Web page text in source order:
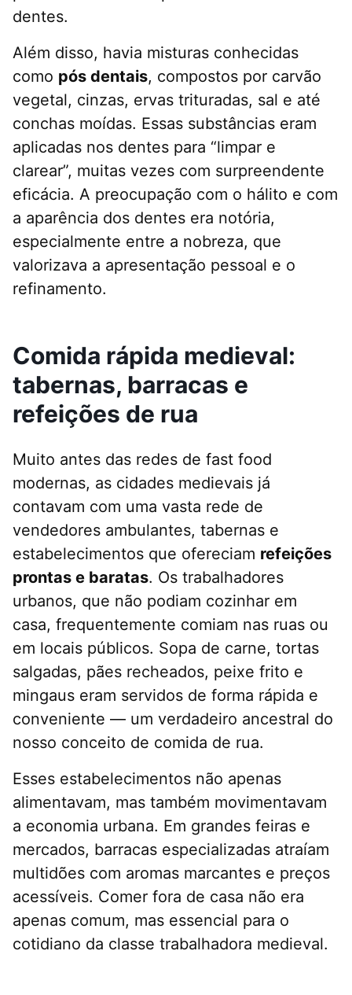
dentes.
Além disso, havia misturas conhecidas
como pós dentais, compostos por carvão
vegetal, cinzas, ervas trituradas, sal e até
conchas moídas. Essas substâncias eram
aplicadas nos dentes para “limpar e
clarear”, muitas vezes com surpreendente
eficácia. A preocupação com o hálito e com
a aparência dos dentes era notória,
especialmente entre a nobreza, que
valorizava a apresentação pessoal e o
refinamento.
Comida rápida medieval:
tabernas, barracas e
refeições de rua
Muito antes das redes de fast food
modernas, as cidades medievais já
contavam com uma vasta rede de
vendedores ambulantes, tabernas e
estabelecimentos que ofereciam refeições
prontas e baratas. Os trabalhadores
urbanos, que não podiam cozinhar em
casa, frequentemente comiam nas ruas ou
em locais públicos. Sopa de carne, tortas
salgadas, pães recheados, peixe frito e
mingaus eram servidos de forma rápida e
conveniente — um verdadeiro ancestral do
nosso conceito de comida de rua.
Esses estabelecimentos não apenas
alimentavam, mas também movimentavam
a economia urbana. Em grandes feiras e
mercados, barracas especializadas atraíam
multidões com aromas marcantes e preços
acessíveis. Comer fora de casa não era
apenas comum, mas essencial para o
cotidiano da classe trabalhadora medieval.